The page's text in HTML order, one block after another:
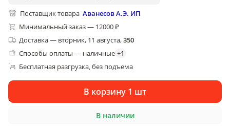
Поставщик товара Аванесов А.Э. ИП
Минимальный заказ — 12000 ₽
Доставка— вторник, 11 августа,350
Способы оплаты — наличные +1
Бесплатная разгрузка, без подъема
В корзину 1 шт
В наличии